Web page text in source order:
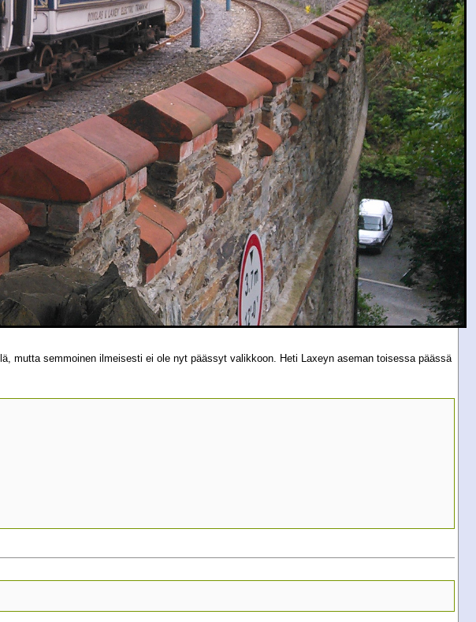
mutta semmoinen ilmeisesti ei ole nyt päässyt valikkoon. Heti Laxeyn aseman toisessa päässä